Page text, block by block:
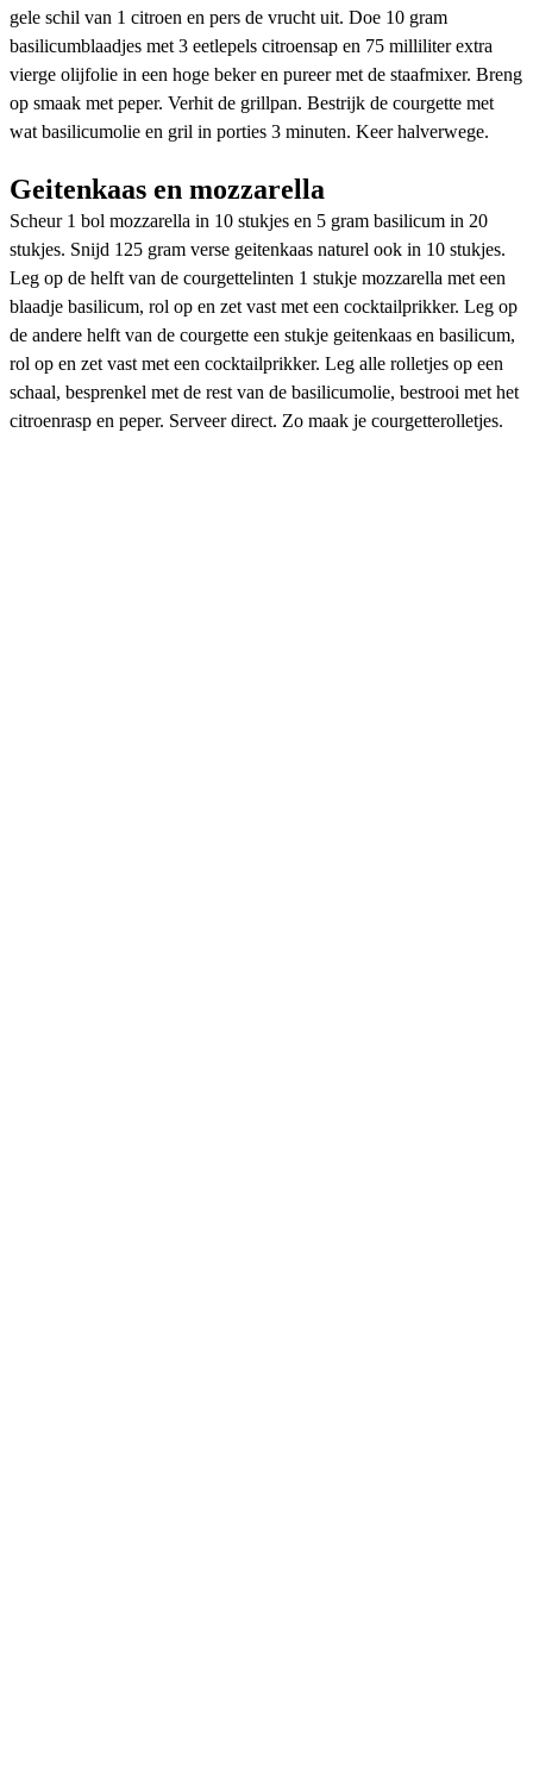
gele schil van 1 citroen en pers de vrucht uit. Doe 10 gram
basilicumblaadjes met 3 eetlepels citroensap en 75 milliliter extra
vierge olijfolie in een hoge beker en pureer met de staafmixer. Breng
op smaak met peper. Verhit de grillpan. Bestrijk de courgette met
wat basilicumolie en gril in porties 3 minuten. Keer halverwege.
Geitenkaas en mozzarella
Scheur 1 bol mozzarella in 10 stukjes en 5 gram basilicum in 20
stukjes. Snijd 125 gram verse geitenkaas naturel ook in 10 stukjes.
Leg op de helft van de courgettelinten 1 stukje mozzarella met een
blaadje basilicum, rol op en zet vast met een cocktailprikker. Leg op
de andere helft van de courgette een stukje geitenkaas en basilicum,
rol op en zet vast met een cocktailprikker. Leg alle rolletjes op een
schaal, besprenkel met de rest van de basilicumolie, bestrooi met het
citroenrasp en peper. Serveer direct. Zo maak je courgetterolletjes.